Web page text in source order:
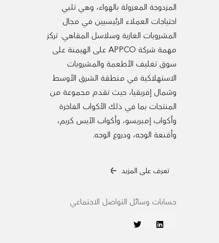
المزدوجة المعزولة بالهواء، وهي تلبي
احتياجات العملاء الرئيسيين في مجال
المشروبات الغازية وسلاسل المقاهي. تركز
مهمة شركة APPCO على الهيمنة على
سوق تغليف الأطعمة والمشروبات
الاستهلاكية في منطقة الشرق الأوسط
وشمال إفريقيا، حيث تقدم مجموعة من
المنتجات بما في ذلك الأكواب الفاخرة
وأكواب إمبريسو، وأكواب الآيس كريم،
وأقنعة الوجه، ودروع الوجه.
تعرف على المزيد
حسابات وسائل التواصل الاجتماعي